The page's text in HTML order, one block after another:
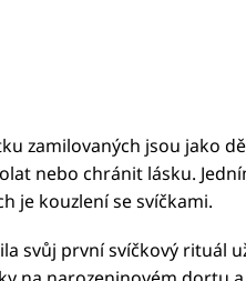
zamilovaných jsou jako
nebo chránit lásku.
je kouzlení se svíčkami.
svůj první svíčkový rituál